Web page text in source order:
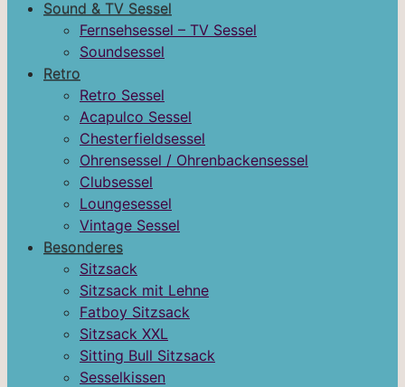
Sound & TV Sessel
Fernsehsessel – TV Sessel
Soundsessel
Retro
Retro Sessel
Acapulco Sessel
Chesterfieldsessel
Ohrensessel / Ohrenbackensessel
Clubsessel
Loungesessel
Vintage Sessel
Besonderes
Sitzsack
Sitzsack mit Lehne
Fatboy Sitzsack
Sitzsack XXL
Sitting Bull Sitzsack
Sesselkissen